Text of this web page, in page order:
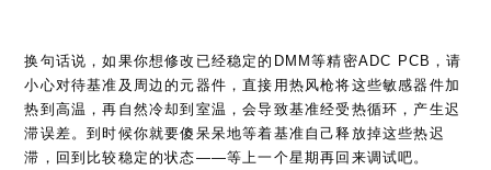
热到高温，再自然冷却到室温，会导致基准经受热循环，产生迟
滞误差。到时候你就要傻呆呆地等着基准自己释放掉这些热迟
滞，回到比较稳定的状态——等上一个星期再回来调试吧。
你猜为什么🐟这篇文章写了这么久…